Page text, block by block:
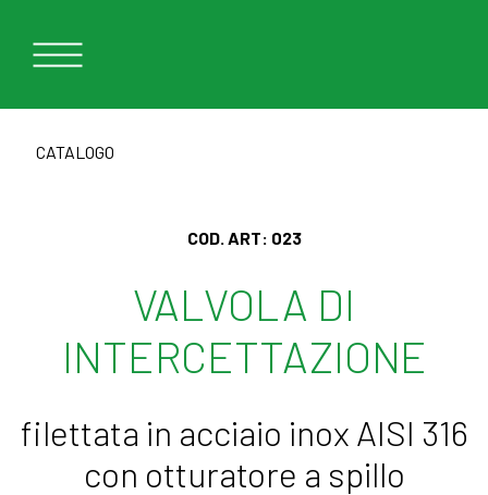
CATALOGO
COD. ART: 023
VALVOLA DI
INTERCETTAZIONE
filettata in acciaio inox AISI 316
con otturatore a spillo